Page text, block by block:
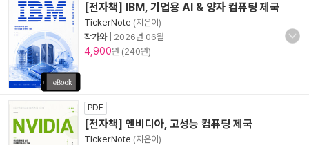
[전자책] IBM, 기업용 AI & 양자 컴퓨팅 제국
TickerNote (지은이)
작가와| 2026년 06월
4,900원 (240원)
PDF
[전자책] 엔비디아, 고성능 컴퓨팅 제국
TickerNote (지은이)